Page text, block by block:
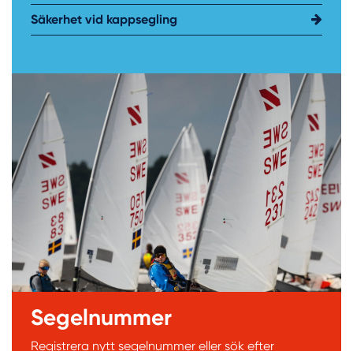
Säkerhet vid kappsegling
Segelnummer
Registrera nytt segelnummer eller sök efter